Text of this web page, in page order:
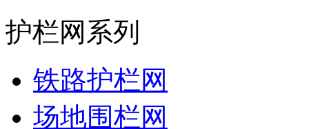
护栏网系列
铁路护栏网
场地围栏网